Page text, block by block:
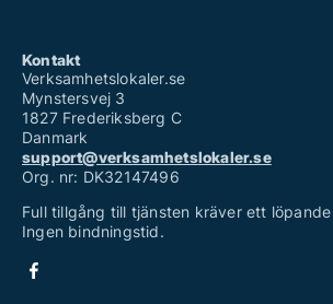
Kontakt
Verksamhetslokaler.se
Mynstersvej 3
1827 Frederiksberg C
Danmark
support@verksamhetslokaler.se
Org. nr: DK32147496
Full tillgång till tjänsten kräver ett
Ingen bindningstid.